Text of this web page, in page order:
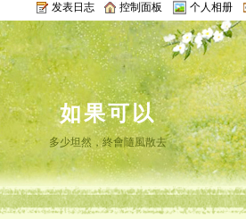
发表日志 控制面板 个人相册
如果可以
多少坦然，終會隨風散去